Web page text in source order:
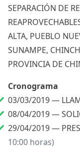
SEPARACIÓN DE
ALTA, PUEBLO
SUNAMPE,
PROVINCIA DE
Cronograma
03/03/2019 —
08/04/2019 —
29/04/2019 —
10:00 horas)